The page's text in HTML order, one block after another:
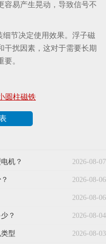
容易产生晃动，导致信号不
节决定使用效果。浮子磁
干扰因素，这对于需要长期
。
圆柱磁铁
2026-08-07
机？
2026-08-06
2026-08-06
2026-08-04
？
2026-08-03
型